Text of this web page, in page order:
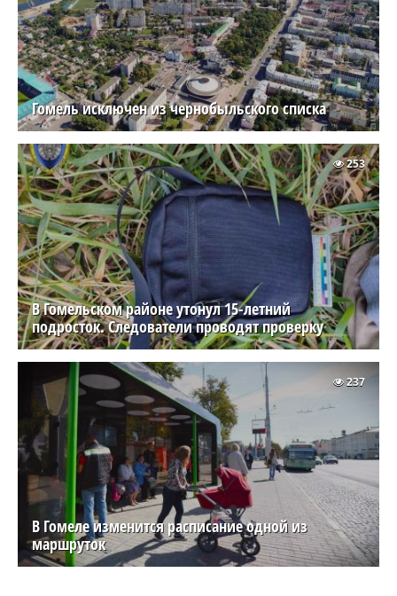
Гомель исключен из чернобыльского списка
В Гомельском районе утонул 15-летний
подросток. Следователи проводят проверку
253
В Гомеле изменится расписание одной из
маршруток
237